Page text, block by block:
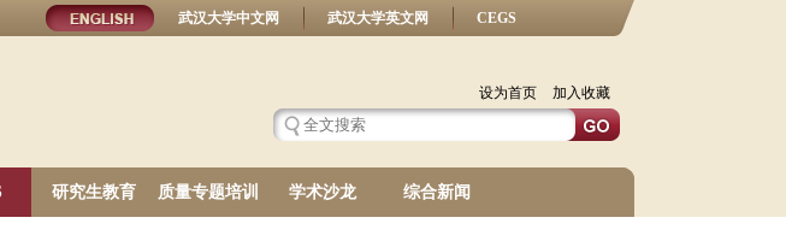
武汉大学中文网 武汉大学英文网 CEGS
设为首页 加入收藏
研究生教育 质量专题培训 学术沙龙 综合新闻